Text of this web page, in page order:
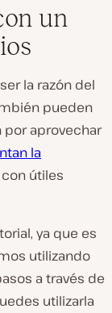
un
la razón del
pueden
por aprovechar
la
útiles
ya que es
utilizando
a través de
utilizarla